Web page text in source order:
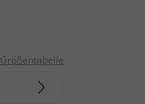
Größentabelle